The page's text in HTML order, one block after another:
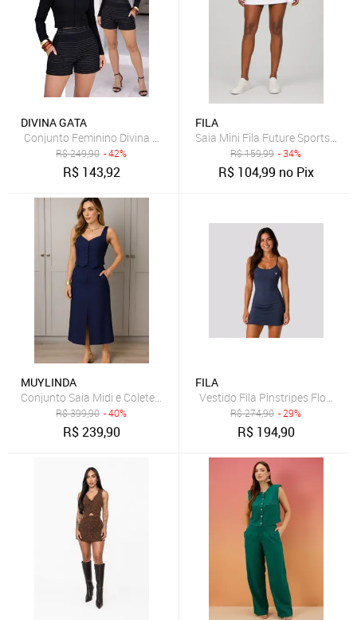
DIVINA GATA
R$249,90 - 42%
R$ 143,92
FILA
Saia Mini Fila Future Sports
R$159,99 - 34%
R$ 104,99 no Pix
MUYLINDA
Conjunto Saia Midi e Colete Muy Linda Alfaiataria Feminina Azul
R$399,90 - 40%
R$239,90
FILA
Vestido Fila Pinstripes Flow II
R$274,90 - 29%
R$ 194,90